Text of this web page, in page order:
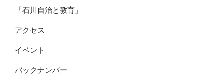
「石川自治と教育」
アクセス
イベント
バックナンバー